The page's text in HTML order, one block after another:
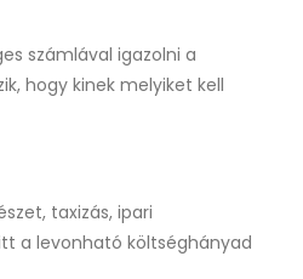
számlával igazolni a
hogy kinek melyiket kell
taxizás, ipari
a levonható költséghányad